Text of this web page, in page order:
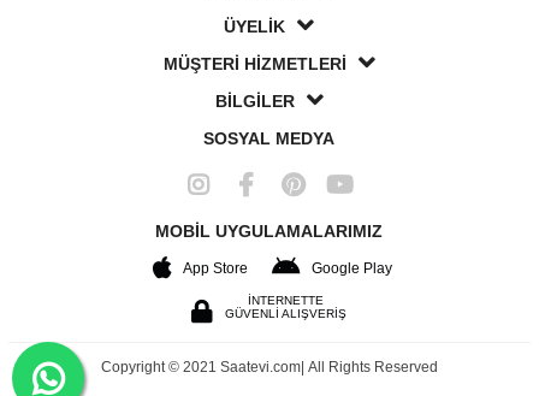
ÜYELİK
MÜŞTERİ HİZMETLERİ
BİLGİLER
SOSYAL MEDYA
MOBİL UYGULAMALARIMIZ
App Store Google Play
İNTERNETTE
GÜVENLİ ALIŞVERİŞ
Copyright © 2021 Saatevi.com| All Rights Reserved